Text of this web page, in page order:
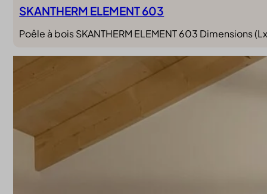
SKANTHERM ELEMENT 603
Poêle à bois SKANTHERM ELEMENT 603 Dimensions